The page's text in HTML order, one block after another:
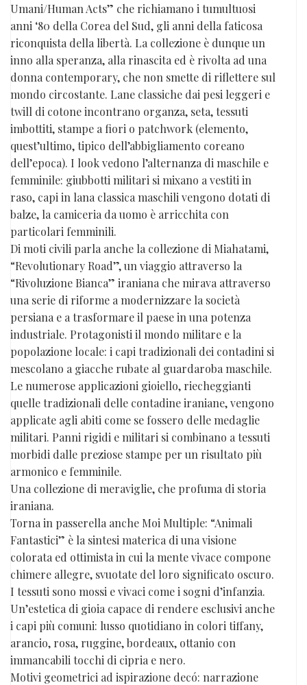
Umani/Human Acts” che richiamano i tumultuosi
anni ‘80 della Corea del Sud, gli anni della faticosa
riconquista della libertà. La collezione è dunque un
inno alla speranza, alla rinascita ed è rivolta ad una
donna contemporary, che non smette di riflettere sul
mondo circostante. Lane classiche dai pesi leggeri e
twill di cotone incontrano organza, seta, tessuti
imbottiti, stampe a fiori o patchwork (elemento,
quest’ultimo, tipico dell’abbigliamento coreano
dell’epoca). I look vedono l’alternanza di maschile e
femminile: giubbotti militari si mixano a vestiti in
raso, capi in lana classica maschili vengono dotati di
balze, la camiceria da uomo è arricchita con
particolari femminili.
Di moti civili parla anche la collezione di Miahatami,
“Revolutionary Road”, un viaggio attraverso la
“Rivoluzione Bianca” iraniana che mirava attraverso
una serie di riforme a modernizzare la società
persiana e a trasformare il paese in una potenza
industriale. Protagonisti il mondo militare e la
popolazione locale: i capi tradizionali dei contadini si
mescolano a giacche rubate al guardaroba maschile.
Le numerose applicazioni gioiello, riecheggianti
quelle tradizionali delle contadine iraniane, vengono
applicate agli abiti come se fossero delle medaglie
militari. Panni rigidi e militari si combinano a tessuti
morbidi dalle preziose stampe per un risultato più
armonico e femminile.
Una collezione di meraviglie, che profuma di storia
iraniana.
Torna in passerella anche Moi Multiple: “Animali
Fantastici” è la sintesi materica di una visione
colorata ed ottimista in cui la mente vivace compone
chimere allegre, svuotate del loro significato oscuro.
I tessuti sono mossi e vivaci come i sogni d’infanzia.
Un’estetica di gioia capace di rendere esclusivi anche
i capi più comuni: lusso quotidiano in colori tiffany,
arancio, rosa, ruggine, bordeaux, ottanio con
immancabili tocchi di cipria e nero.
Motivi geometrici ad ispirazione decó: narrazione